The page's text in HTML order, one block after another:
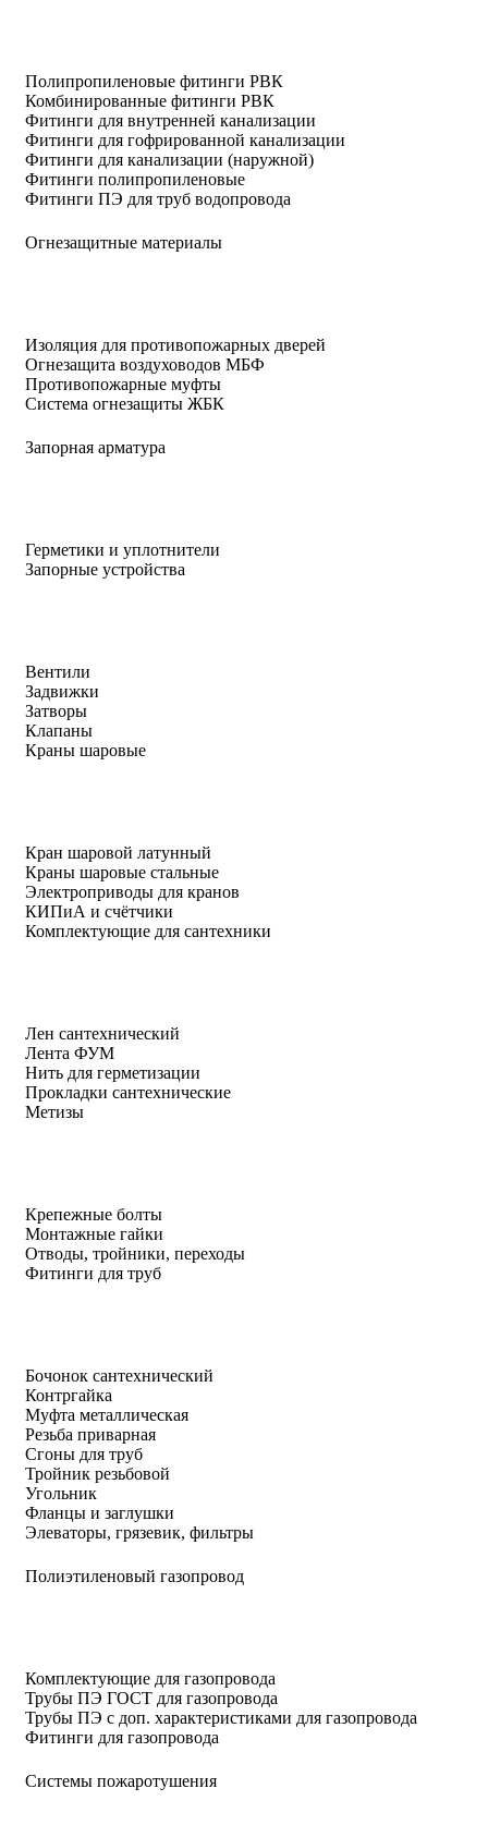
Полипропиленовые фитинги РВК
Комбинированные фитинги РВК
Фитинги для внутренней канализации
Фитинги для гофрированной канализации
Фитинги для канализации (наружной)
Фитинги полипропиленовые
Фитинги ПЭ для труб водопровода
Огнезащитные материалы
Изоляция для противопожарных дверей
Огнезащита воздуховодов МБФ
Противопожарные муфты
Система огнезащиты ЖБК
Запорная арматура
Герметики и уплотнители
Запорные устройства
Вентили
Задвижки
Затворы
Клапаны
Краны шаровые
Кран шаровой латунный
Краны шаровые стальные
Электроприводы для кранов
КИПиА и счётчики
Комплектующие для сантехники
Лен сантехнический
Лента ФУМ
Нить для герметизации
Прокладки сантехнические
Метизы
Крепежные болты
Монтажные гайки
Отводы, тройники, переходы
Фитинги для труб
Бочонок сантехнический
Контргайка
Муфта металлическая
Резьба приварная
Сгоны для труб
Тройник резьбовой
Угольник
Фланцы и заглушки
Элеваторы, грязевик, фильтры
Полиэтиленовый газопровод
Комплектующие для газопровода
Трубы ПЭ ГОСТ для газопровода
Трубы ПЭ с доп. характеристиками для газопровода
Фитинги для газопровода
Системы пожаротушения